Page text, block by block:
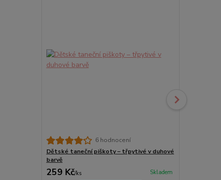
6 hodnocení
Dětské taneční piškoty – třpytivé v duhové
barvě
259 Kč/ks Skladem